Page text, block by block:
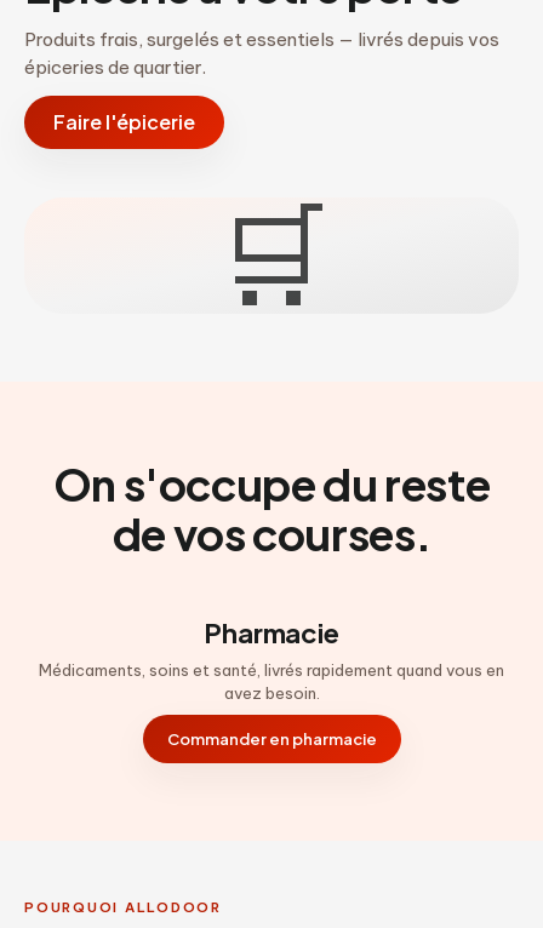
Produits frais, surgelés et essentiels — livrés depuis vos
épiceries de quartier.
Faire l'épicerie
🛒
On s'occupe du reste
de vos courses.
Pharmacie
Médicaments, soins et santé, livrés rapidement quand vous en
avez besoin.
Commander en pharmacie
POURQUOI ALLODOOR